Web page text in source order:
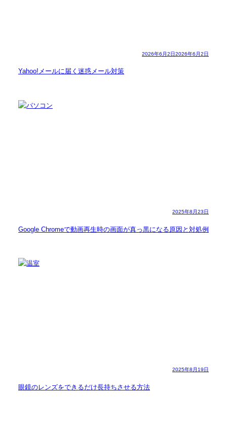
2026年6月2日2026年6月2日
Yahoo!メールに届く迷惑メール対策
2025年8月23日
Google Chromeで動画再生時の画面が真っ黒になる原因と対処例
2025年8月19日
眼鏡のレンズをできるだけ長持ちさせる方法